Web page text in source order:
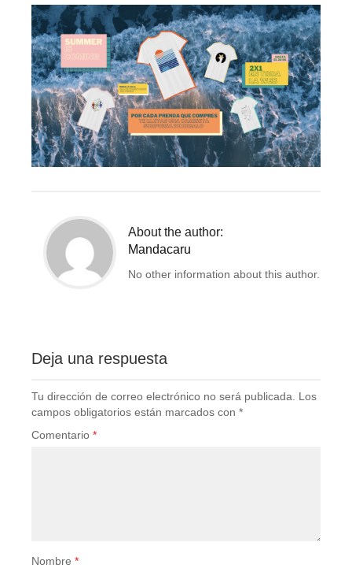
About the author:
Mandacaru
No other information about this author.
Deja una respuesta
Tu dirección de correo electrónico no será publicada.
Los
campos obligatorios están marcados con *
Comentario *
Nombre *